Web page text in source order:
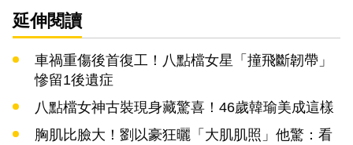
延伸閱讀
車禍重傷後首復工！八點檔女星「撞飛斷韌帶」
慘留1後遺症
八點檔女神古裝現身藏驚喜！46歲韓瑜美成這樣
胸肌比臉大！劉以豪狂曬「大肌肌照」他驚：看